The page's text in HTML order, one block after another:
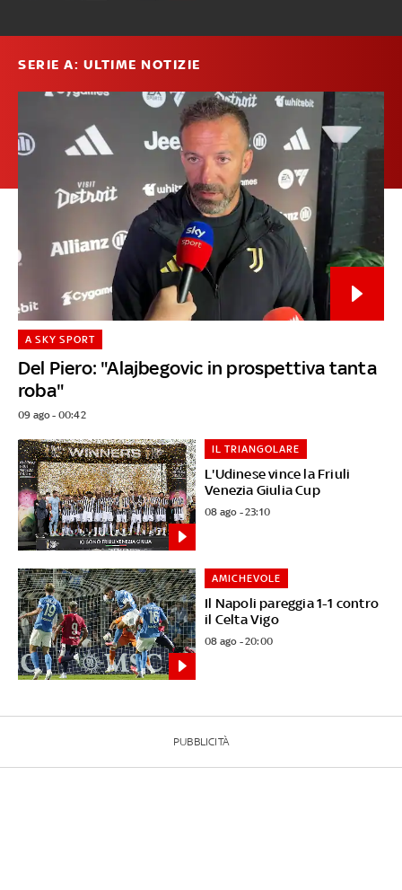
SERIE A: ULTIME NOTIZIE
Del Piero: "Alajbegovic in prospettiva tanta
roba"
A SKY SPORT
09 ago - 00:42
L'Udinese vince la Friuli
Venezia Giulia Cup
IL TRIANGOLARE
08 ago - 23:10
Il Napoli pareggia 1-1 contro
il Celta Vigo
AMICHEVOLE
08 ago - 20:00
PUBBLICITÀ